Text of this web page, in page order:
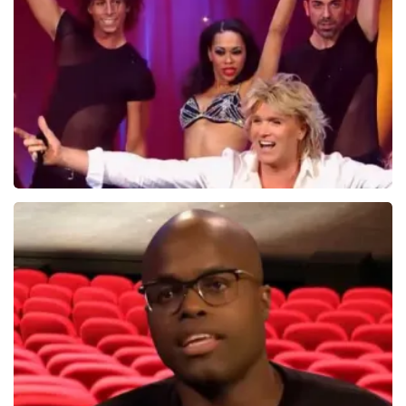
60
BEKIJKEN
Hans Klok
314+ reviews
BEKIJKEN